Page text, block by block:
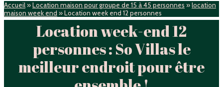
Accueil»Location maison pour groupe de 15 à 45 personnes »location
maison week end »Location week end 12 personnes
Location week-end 12
personnes : So Villas le
meilleur endroit pour être